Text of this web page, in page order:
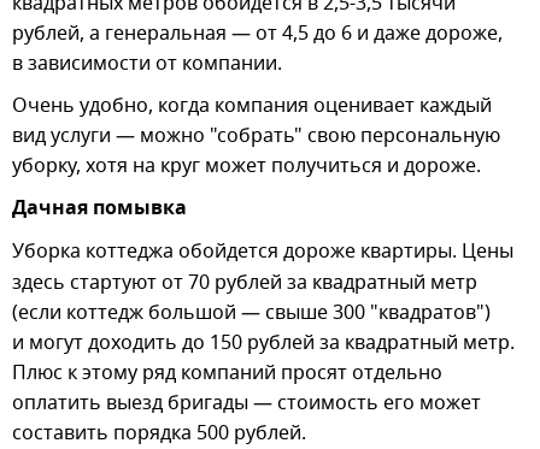
рублей, а генеральная — от 4,5 до 6 и даже дороже,
в зависимости от компании.
Очень удобно, когда компания оценивает каждый
вид услуги — можно "собрать" свою персональную
уборку, хотя на круг может получиться и дороже.
Дачная помывка
Уборка коттеджа обойдется дороже квартиры. Цены
здесь стартуют от 70 рублей за квадратный метр
(если коттедж большой — свыше 300 "квадратов")
и могут доходить до 150 рублей за квадратный метр.
Плюс к этому ряд компаний просят отдельно
оплатить выезд бригады — стоимость его может
составить порядка 500 рублей.